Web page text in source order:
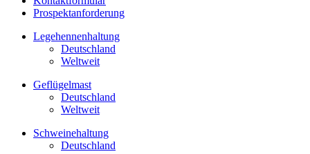
Prospektanforderung
Legehennenhaltung
Deutschland
Weltweit
Geflügelmast
Deutschland
Weltweit
Schweinehaltung
Deutschland